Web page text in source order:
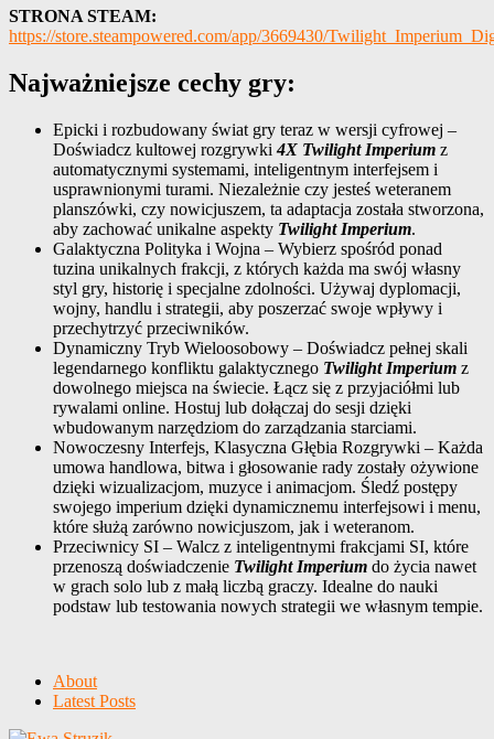
STRONA STEAM:
https://store.steampowered.com/app/3669430/
Najważniejsze cechy gry:
Epicki i rozbudowany świat gry teraz w wersji cyfrowej –
Doświadcz kultowej rozgrywki 4X Twilight Imperium z
automatycznymi systemami, inteligentnym interfejsem i
usprawnionymi turami. Niezależnie czy jesteś weteranem
planszówki, czy nowicjuszem, ta adaptacja została stworzona,
aby zachować unikalne aspekty Twilight Imperium.
Galaktyczna Polityka i Wojna – Wybierz spośród ponad
tuzina unikalnych frakcji, z których każda ma swój własny
styl gry, historię i specjalne zdolności. Używaj dyplomacji,
wojny, handlu i strategii, aby poszerzać swoje wpływy i
przechytrzyć przeciwników.
Dynamiczny Tryb Wieloosobowy – Doświadcz pełnej skali
legendarnego konfliktu galaktycznego Twilight Imperium z
dowolnego miejsca na świecie. Łącz się z przyjaciółmi lub
rywalami online. Hostuj lub dołączaj do sesji dzięki
wbudowanym narzędziom do zarządzania starciami.
Nowoczesny Interfejs, Klasyczna Głębia Rozgrywki – Każda
umowa handlowa, bitwa i głosowanie rady zostały ożywione
dzięki wizualizacjom, muzyce i animacjom. Śledź postępy
swojego imperium dzięki dynamicznemu interfejsowi i menu,
które służą zarówno nowicjuszom, jak i weteranom.
Przeciwnicy SI – Walcz z inteligentnymi frakcjami SI, które
przenoszą doświadczenie Twilight Imperium do życia nawet
w grach solo lub z małą liczbą graczy. Idealne do nauki
podstaw lub testowania nowych strategii we własnym tempie.
About
Latest Posts